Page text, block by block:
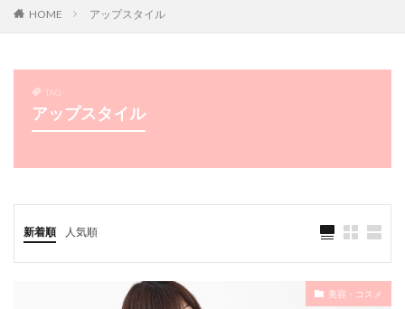
HOME アップスタイル
TAG
アップスタイル
新着順 人気順
美容・コスメ